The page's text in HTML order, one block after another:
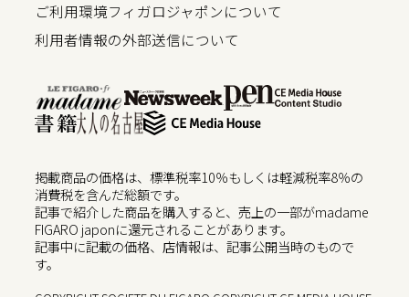
ご利用環境フィガロジャポンについて
利用者情報の外部送信について
掲載商品の価格は、標準税率10％もしくは軽減税率8％の
消費税を含んだ総額です。
記事で紹介した商品を購入すると、売上の一部がmadame
FIGARO japonに還元されることがあります。
記事中に記載の価格、店情報は、記事公開当時のもので
す。